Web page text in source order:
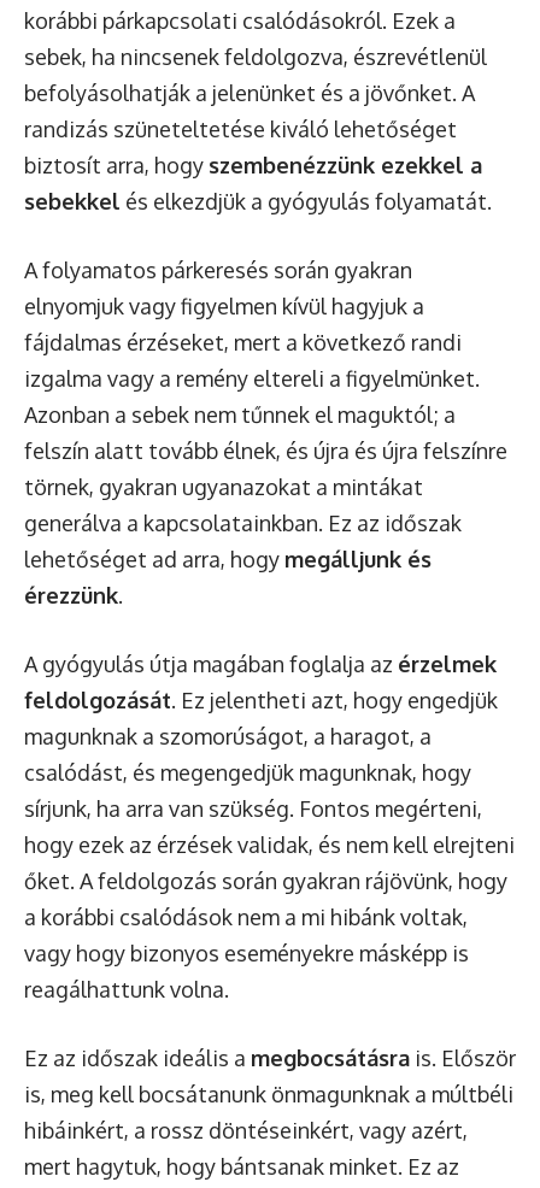
korábbi párkapcsolati csalódásokról. Ezek a
sebek, ha nincsenek feldolgozva, észrevétlenül
befolyásolhatják a jelenünket és a jövőnket. A
randizás szüneteltetése kiváló lehetőséget
biztosít arra, hogy szembenézzünk ezekkel a
sebekkel és elkezdjük a gyógyulás folyamatát.
A folyamatos párkeresés során gyakran
elnyomjuk vagy figyelmen kívül hagyjuk a
fájdalmas érzéseket, mert a következő randi
izgalma vagy a remény eltereli a figyelmünket.
Azonban a sebek nem tűnnek el maguktól; a
felszín alatt tovább élnek, és újra és újra felszínre
törnek, gyakran ugyanazokat a mintákat
generálva a kapcsolatainkban. Ez az időszak
lehetőséget ad arra, hogy megálljunk és
érezzünk.
A gyógyulás útja magában foglalja az érzelmek
feldolgozását. Ez jelentheti azt, hogy engedjük
magunknak a szomorúságot, a haragot, a
csalódást, és megengedjük magunknak, hogy
sírjunk, ha arra van szükség. Fontos megérteni,
hogy ezek az érzések validak, és nem kell elrejteni
őket. A feldolgozás során gyakran rájövünk, hogy
a korábbi csalódások nem a mi hibánk voltak,
vagy hogy bizonyos eseményekre másképp is
reagálhattunk volna.
Ez az időszak ideális a megbocsátásra is. Először
is, meg kell bocsátanunk önmagunknak a múltbéli
hibáinkért, a rossz döntéseinkért, vagy azért,
mert hagytuk, hogy bántsanak minket. Ez az